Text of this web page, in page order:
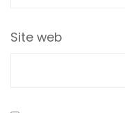
Site web